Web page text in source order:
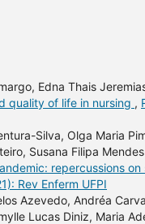
Edna Thais
quality of life in nursing ,
Silva, Olga Maria
Susana Filipa
repercussions
Rev Enferm UFPI
Azevedo, Andréa
Lucas Diniz, Maria